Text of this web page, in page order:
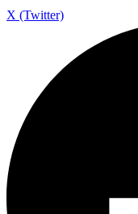
X (Twitter)